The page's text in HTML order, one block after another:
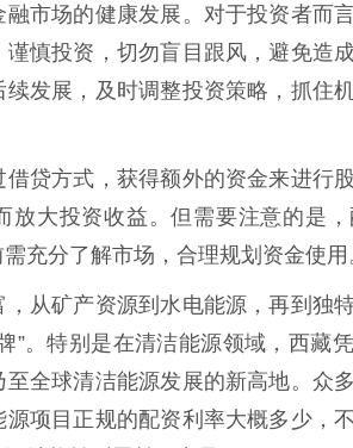
市场的健康发展。对于投资者而
慎投资，切勿盲目跟风，避免造
发展，及时调整投资策略，抓住
贷方式，获得额外的资金来进行
放大投资收益。但需要注意的是
充分了解市场，合理规划资金使用
从矿产资源到水电能源，再到独
”。特别是在清洁能源领域，西藏
全球清洁能源发展的新高地。众
项目正规的配资利率大概多少，